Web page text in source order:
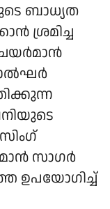
ബാധ്യത
ശ്രമിച്ച
സാഗർ
ഉപയോഗിച്ച്